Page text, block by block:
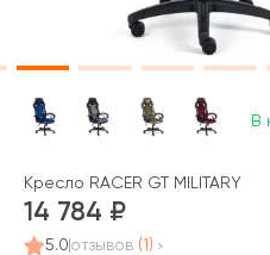
В
Кресло RACER GT MILITARY
14 784
5.0 отзывов (1)